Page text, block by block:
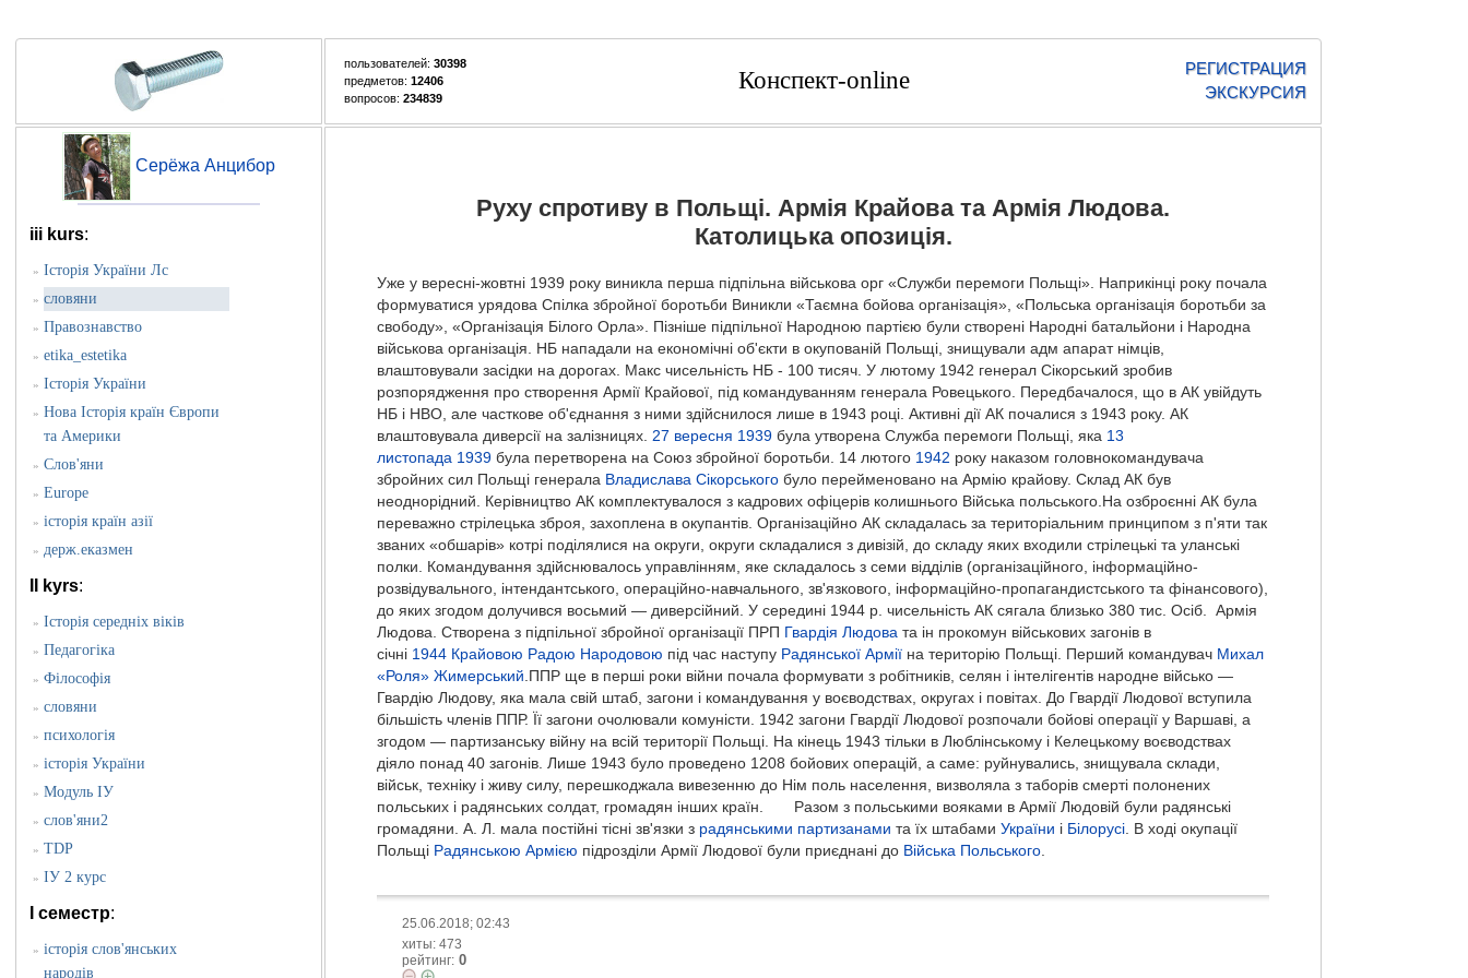
пользователей: 30398
предметов: 12406
вопросов: 234839
Конспект-online
РЕГИСТРАЦИЯ
ЭКСКУРСИЯ
Серёжа Анцибор
iii kurs:
» Історія України Лс
» словяни
» Правознавство
» etika_estetika
» Історія України
» Нова Історія країн Європи
та Америки
» Слов'яни
» Europe
» історія країн азії
» держ.еказмен
II kyrs:
» Історія середніх віків
» Педагогіка
» Філософія
» словяни
» психологія
» історія України
» Модуль ІУ
» слов'яни2
» TDP
» ІУ 2 курс
I семестр:
» історія слов'янських
народів
Руху спротиву в Польщі. Армія Крайова та Армія Людова.
Католицька опозиція.
Уже у вересні-жовтні 1939 року виникла перша підпільна військова орг «Служби перемоги Польщі». Наприкінці року почала
формуватися урядова Спілка збройної боротьби Виникли «Таємна бойова організація», «Польська організація боротьби за
свободу», «Організація Білого Орла». Пізніше підпільної Народною партією були створені Народні батальйони і Народна
військова організація. НБ нападали на економічні об'єкти в окупованій Польщі, знищували адм апарат німців,
влаштовували засідки на дорогах. Макс чисельність НБ - 100 тисяч. У лютому 1942 генерал Сікорський зробив
розпорядження про створення Армії Крайової, під командуванням генерала Ровецького. Передбачалося, що в АК увійдуть
НБ і НВО, але часткове об'єднання з ними здійснилося лише в 1943 році. Активні дії АК почалися з 1943 року. АК
влаштовувала диверсії на залізницях. 27 вересня 1939була утворена Служба перемоги Польщі, яка 13
листопада 1939була перетворена на Союз збройної боротьби. 14 лютого 1942 року наказом головнокомандувача
збройних сил Польщі генерала Владислава Сікорськогобуло перейменовано на Армію крайову. Склад АК був
неоднорідний. Керівництво АК комплектувалося з кадрових офіцерів колишнього Війська польського.На озброєнні АК була
переважно стрілецька зброя, захоплена в окупантів. Організаційно АК складалась за територіальним принципом з п'яти так
званих «обшарів» котрі поділялися на округи, округи складалися з дивізій, до складу яких входили стрілецькі та уланські
полки. Командування здійснювалось управлінням, яке складалось з семи відділів (організаційного, інформаційно-
розвідувального, інтендантського, операційно-навчального, зв'язкового, інформаційно-пропагандистського та фінансового),
до яких згодом долучився восьмий — диверсійний. У середині 1944 р. чисельність АК сягала близько 380 тис. Осіб. Армія
Людова. Створена з підпільної збройної організації ПРП Гвардія Людовата ін прокомун військових загонів в
січні 1944 Крайовою Радою Народовою під час наступу Радянської Арміїна територію Польщі. Перший командувач Михал
«Роля» Жимерський.ППР ще в перші роки війни почала формувати з робітників, селян і інтелігентів народне військо —
Гвардію Людову, яка мала свій штаб, загони і командування у воєводствах, округах і повітах. До Гвардії Людової вступила
більшість членів ППР. Її загони очолювали комуністи. 1942 загони Гвардії Людової розпочали бойові операції у Варшаві, а
згодом — партизанську війну на всій території Польщі. На кінець 1943 тільки в Люблінському і Келецькому воєводствах
діяло понад 40 загонів. Лише 1943 було проведено 1208 бойових операцій, а саме: руйнувались, знищувала склади,
військ, техніку і живу силу, перешкоджала вивезенню до Нім поль населення, визволяла з таборів смерті полонених
польських і радянських солдат, громадян інших країн. Разом з польськими вояками в Армії Людовій були радянські
громадяни. А. Л. мала постійні тісні зв'язки з радянськими партизанами та їх штабами України і Білорусі. В ході окупації
Польщі Радянською Армією підрозділи Армії Людової були приєднані до Війська Польського.
25.06.2018; 02:43
хиты: 473
рейтинг: 0